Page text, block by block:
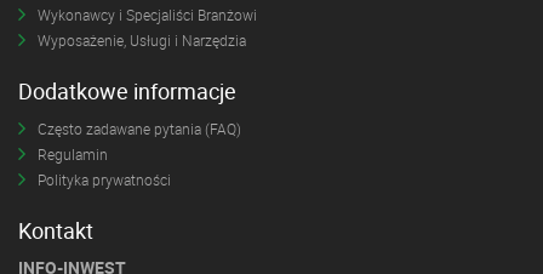
Wykonawcy i Specjaliści Branżowi
Wyposażenie, Usługi i Narzędzia
Dodatkowe informacje
Często zadawane pytania (FAQ)
Regulamin
Polityka prywatności
Kontakt
INFO-INWEST